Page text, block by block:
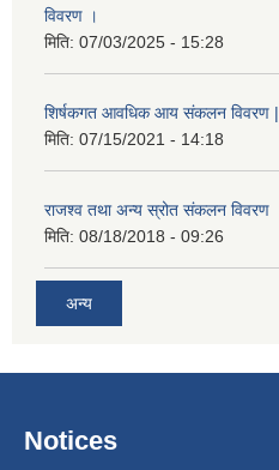
विवरण ।
मिति: 07/03/2025 - 15:28
शिर्षकगत आवधिक आय संकलन विवरण |
मिति: 07/15/2021 - 14:18
राजश्व तथा अन्य स्रोत संकलन विवरण
मिति: 08/18/2018 - 09:26
अन्य
Notices